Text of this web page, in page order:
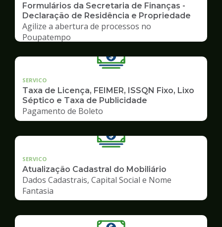
Formulários da Secretaria de Finanças -
Declaração de Residência e Propriedade
Agilize a abertura de processos no
Poupatempo
SERVICO
Taxa de Licença, FEIMER, ISSQN Fixo, Lixo
Séptico e Taxa de Publicidade
Pagamento de Boleto
SERVICO
Atualização Cadastral do Mobiliário
Dados Cadastrais, Capital Social e Nome
Fantasia